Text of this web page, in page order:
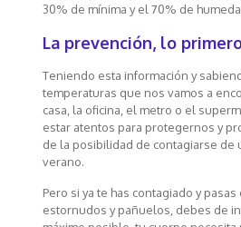
30% de mínima y el 70% de
La prevención, lo
Teniendo esta información y
temperaturas que nos vamos a
casa, la oficina, el metro o el
estar atentos para protegernos y
de la posibilidad de contagiarse de
verano.
Pero si ya te has contagiado y
estornudos y pañuelos, debes de